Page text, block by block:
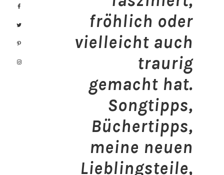
fröhlich oder
vielleicht auch
traurig
gemacht hat.
Songtipps,
Büchertipps,
meine neuen
Lieblingsteile,